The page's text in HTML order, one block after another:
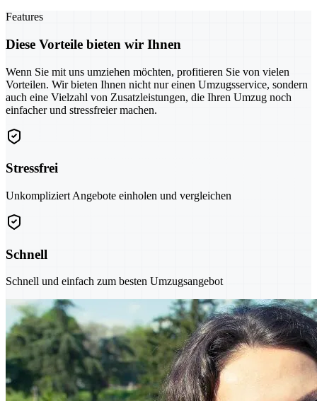
Features
Diese Vorteile bieten wir Ihnen
Wenn Sie mit uns umziehen möchten, profitieren Sie von vielen
Vorteilen. Wir bieten Ihnen nicht nur einen Umzugsservice, sondern
auch eine Vielzahl von Zusatzleistungen, die Ihren Umzug noch
einfacher und stressfreier machen.
Stressfrei
Unkompliziert Angebote einholen und vergleichen
Schnell
Schnell und einfach zum besten Umzugsangebot